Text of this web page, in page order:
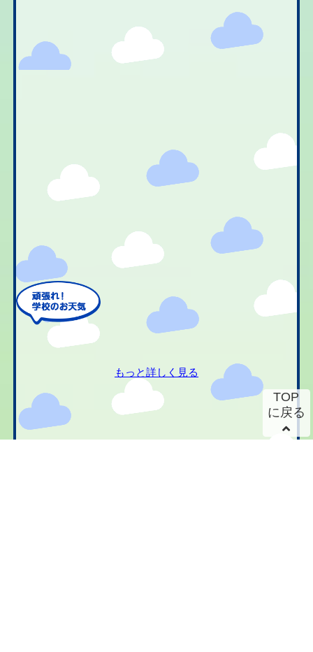
もっと詳しく見る
TOP
に戻る